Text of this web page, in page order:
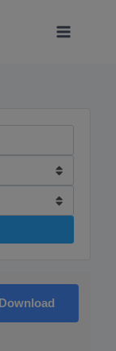
Download